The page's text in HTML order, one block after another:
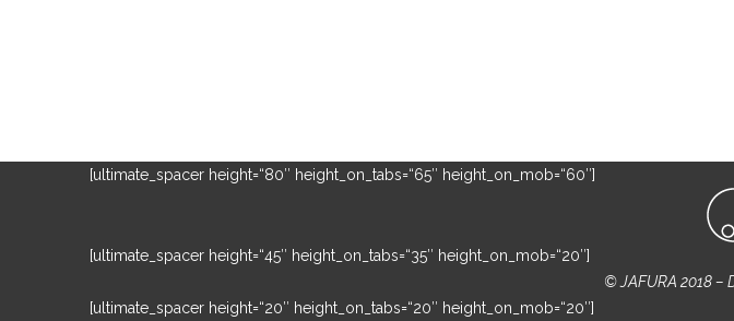
[ultimate_spacer height=“80″ height_on_tabs=“65″ height_on_mob=“60″]
[ultimate_spacer height=“45″ height_on_tabs=“35″ height_on_mob=“20″]
© JAFURA 2018 –
[ultimate_spacer height=“20″ height_on_tabs=“20″ height_on_mob=“20″]